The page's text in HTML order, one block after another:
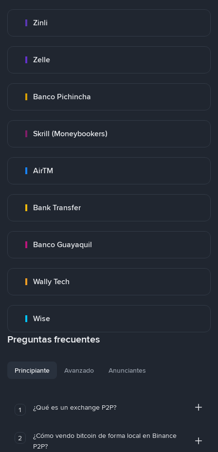
Zinli
Zelle
Banco Pichincha
Skrill (Moneybookers)
AirTM
Bank Transfer
Banco Guayaquil
Wally Tech
Wise
Preguntas frecuentes
Principiante Avanzado Anunciantes
1 ¿Qué es un exchange P2P?
2
¿Cómo vendo bitcoin de forma local en Binance
P2P?